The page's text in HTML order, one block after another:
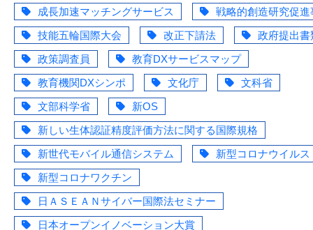
成長加速マッチングサービス
戦略的創造研究促進
技能五輪国際大会
改正下請法
政府提出書
政策調査員
教育DXサービスマップ
教育機関DXシンポ
文化庁
文科省
文部科学省
新OS
新しい生体認証精度評価方法に関する国際規格
新世代モバイル通信システム
新型コロナウイルス
新型コロナワクチン
日ＡＳＥＡＮサイバー国際法セミナー
日本オープンイノベーション大賞